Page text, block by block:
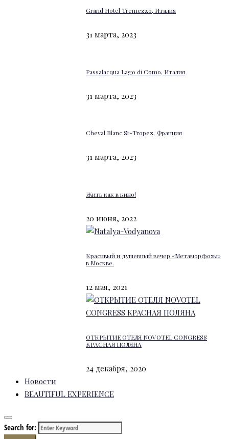
Grand Hotel Tremezzo, Италия
31 марта, 2023
Passalacqua Lago di Como, Италия
31 марта, 2023
Cheval Blanc St-Tropez, Франция
31 марта, 2023
Жить как в кино!
20 июня, 2022
Красивый и душевный вечер «Метаморфозы»
в Москве.
12 мая, 2021
ОТКРЫТИЕ ОТЕЛЯ NOVOTEL CONGRESS
КРАСНАЯ ПОЛЯНА
24 декабря, 2020
Новости
BEAUTIFUL EXPERIENCE
Search for: